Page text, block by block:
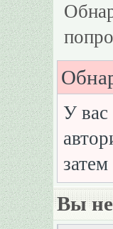
У вас
Вы не